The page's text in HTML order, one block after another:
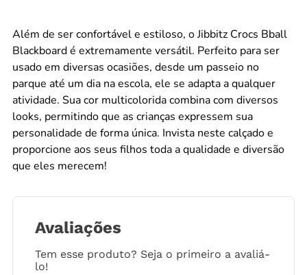
Além de ser confortável e estiloso, o Jibbitz Crocs Bball
Blackboard é extremamente versátil. Perfeito para ser
usado em diversas ocasiões, desde um passeio no
parque até um dia na escola, ele se adapta a qualquer
atividade. Sua cor multicolorida combina com diversos
looks, permitindo que as crianças expressem sua
personalidade de forma única. Invista neste calçado e
proporcione aos seus filhos toda a qualidade e diversão
que eles merecem!
Avaliações
Tem esse produto? Seja o primeiro a avaliá-
lo!